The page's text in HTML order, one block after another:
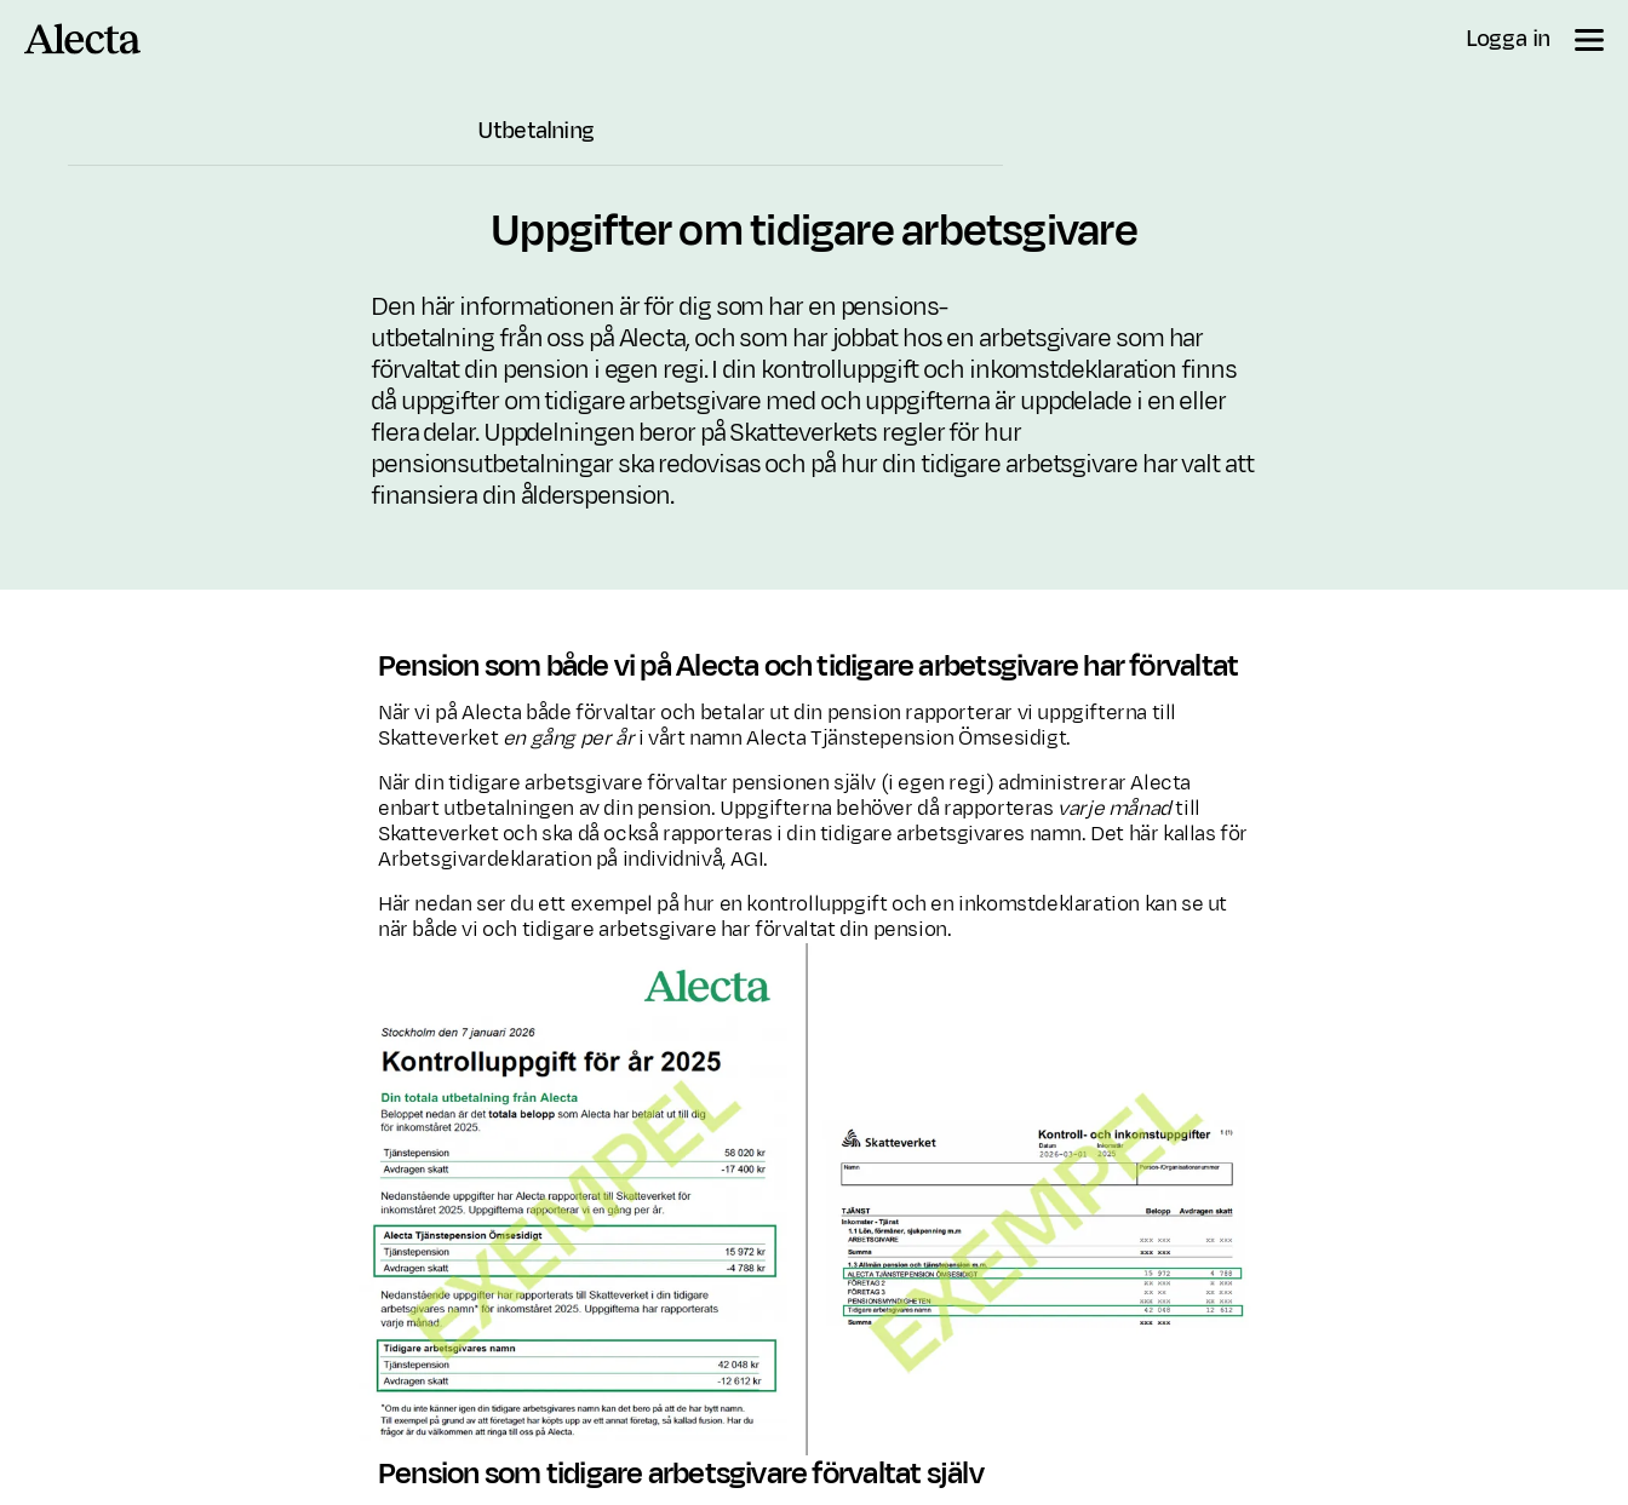
Logga in
Utbetalning
Uppgifter om tidigare arbetsgivare
Den här informationen är för dig som har en pensions-
utbetalning från oss på Alecta, och som har jobbat hos en arbetsgivare som har
förvaltat din pension i egen regi. I din kontrolluppgift och inkomstdeklaration finns
då uppgifter om tidigare arbetsgivare med och uppgifterna är uppdelade i en eller
flera delar. Uppdelningen beror på Skatteverkets regler för hur
pensionsutbetalningar ska redovisas och på hur din tidigare arbetsgivare har valt att
finansiera din ålderspension.
Pension som både vi på Alecta och tidigare arbetsgivare har förvaltat
När vi på Alecta både förvaltar och betalar ut din pension rapporterar vi uppgifterna till
Skatteverketen gång per åri vårt namn Alecta Tjänstepension Ömsesidigt.
När din tidigare arbetsgivare förvaltar pensionen själv (i egen regi) administrerar Alecta
enbart utbetalningen av din pension. Uppgifterna behöver då rapporteras varje månadtill
Skatteverket och ska då också rapporteras i din tidigare arbetsgivares namn. Det här kallas för
Arbetsgivardeklaration på individnivå, AGI.
Här nedan ser du ett exempel på hur en kontrolluppgift och en inkomstdeklaration kan se ut
när både vi och tidigare arbetsgivare har förvaltat din pension.
Pension som tidigare arbetsgivare förvaltat själv